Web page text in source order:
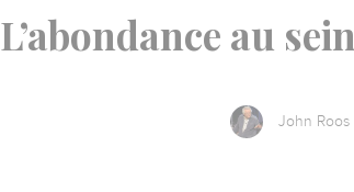
L’abondance au
John Roos